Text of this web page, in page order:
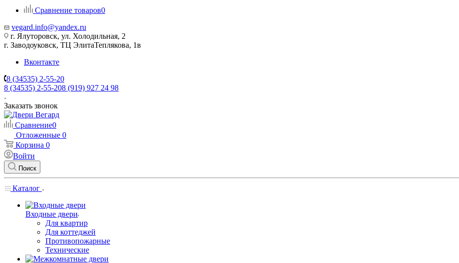
Сравнение товаров0
vegard.info@yandex.ru
г. Ялуторовск, ул. Холодильная, 2
г. Заводоуковск, ​ТЦ Элита​Теплякова, 1в
Вконтакте
8 (34535) 2-55-20
8 (34535) 2-55-208 (919) 927 24 98
Заказать звонок
Сравнение0
Отложенные 0
Корзина 0
Войти
Поиск
Каталог
Входные двери
Для квартир
Для коттеджей
Противопожарные
Технические